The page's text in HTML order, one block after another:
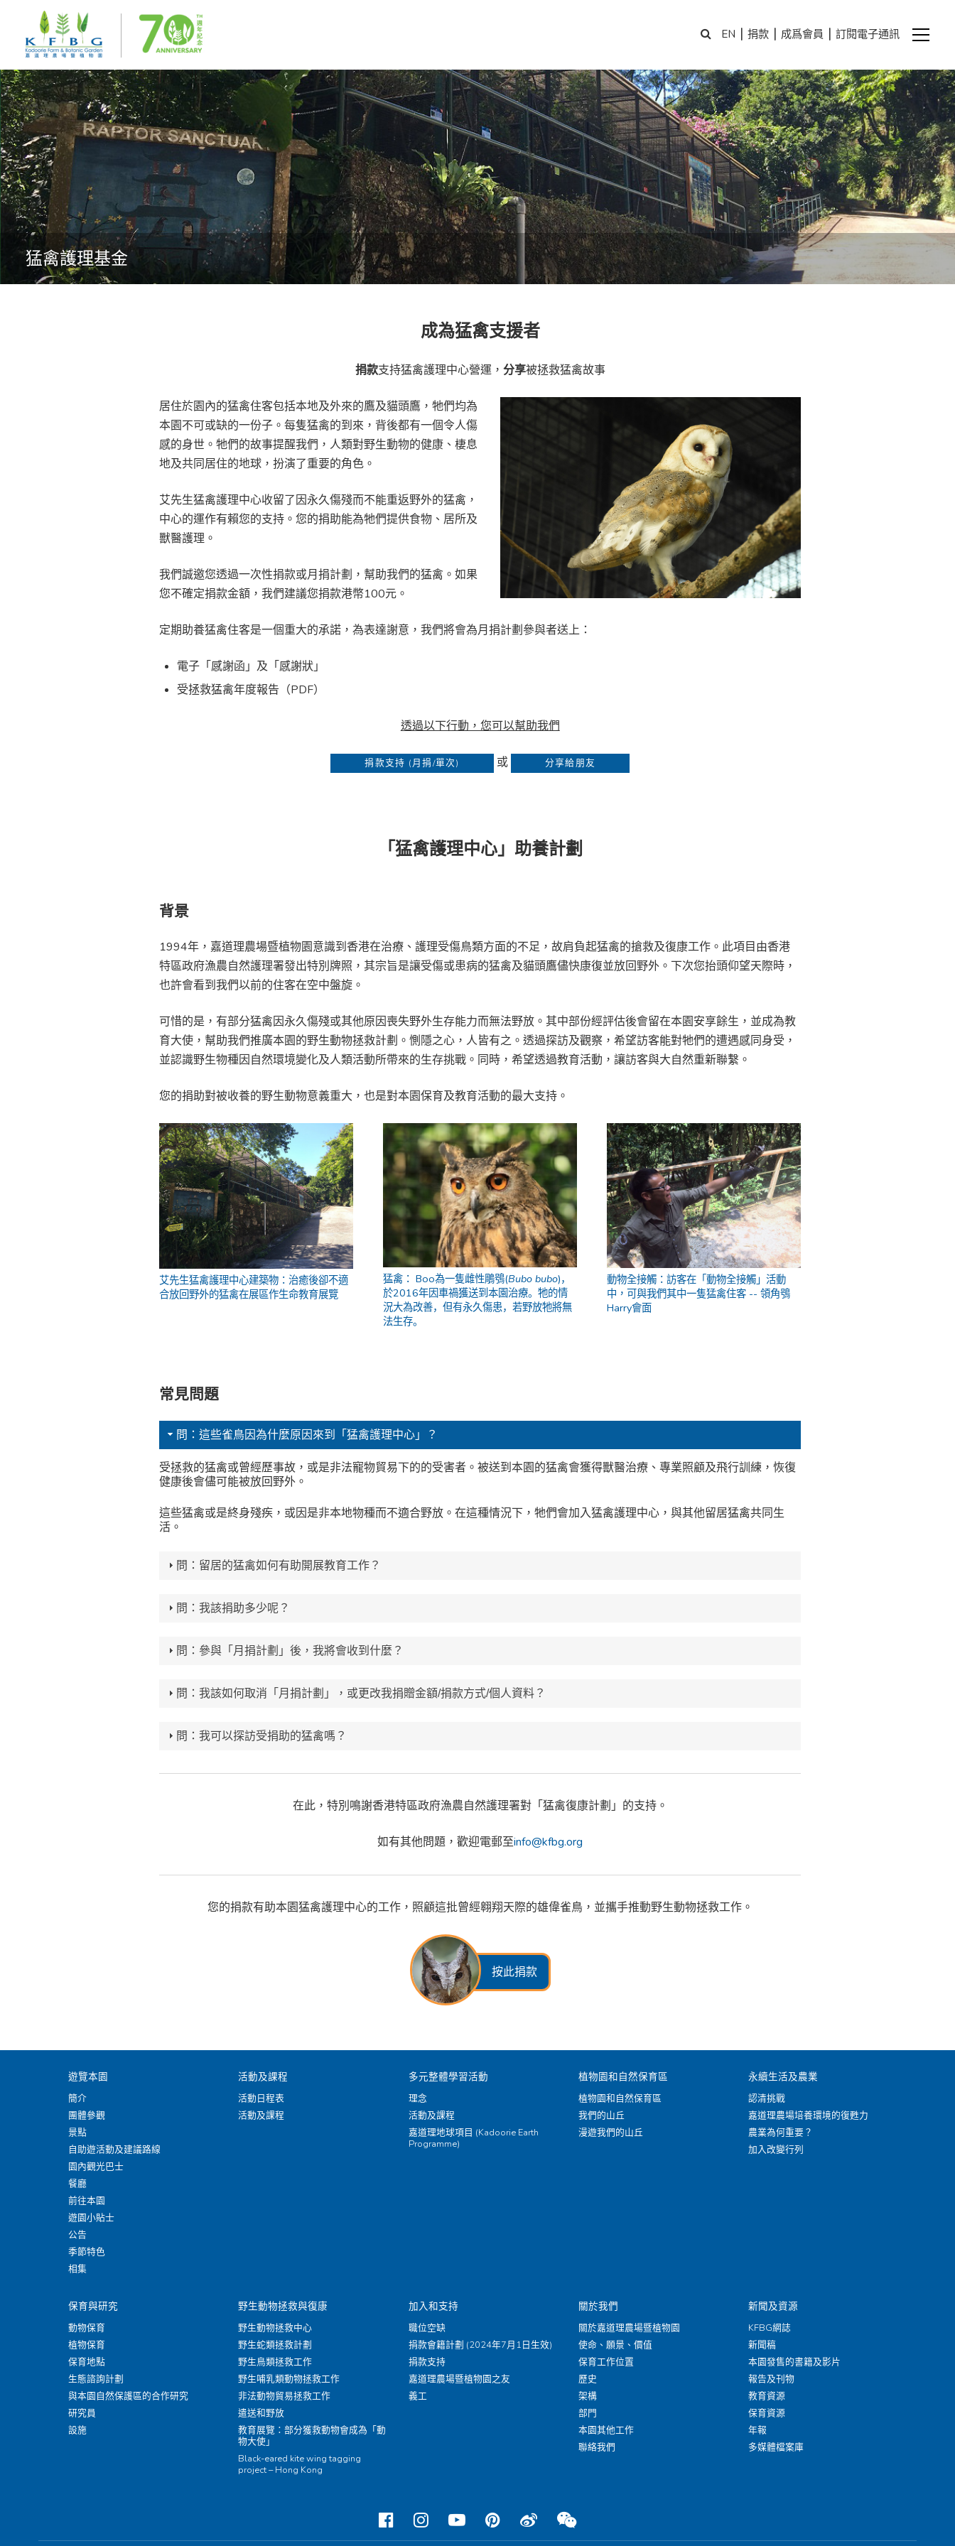
EN | 捐款 | 成爲會員 | 訂閱電子通訊
猛禽護理基金
成為猛禽支援者
捐款支持猛禽護理中心營運， 分享被拯救猛禽故事
居住於園內的猛禽住客包括本地及外來的鷹及貓頭鷹，牠們均為
本園不可或缺的一份子。每隻猛禽的到來，背後都有一個令人傷
感的身世。牠們的故事提醒我們，人類對野生動物的健康、棲息
地及共同居住的地球，扮演了重要的角色。
艾先生猛禽護理中心收留了因永久傷殘而不能重返野外的猛禽，
中心的運作有賴您的支持。您的捐助能為牠們提供食物、居所及
獸醫護理。
我們誠邀您透過一次性捐款或月捐計劃，幫助我們的猛禽。如果
您不確定捐款金額，我們建議您捐款港幣100元。
定期助養猛禽住客是一個重大的承諾，為表達謝意，我們將會為月捐計劃參與者送上：
電子「感謝函」及「感謝狀」
受拯救猛禽年度報告（PDF）
透過以下行動，您可以幫助我們
捐款支持 (月捐/單次) 或 分享給朋友
「猛禽護理中心」助養計劃
背景
1994年，嘉道理農場暨植物園意識到香港在治療、護理受傷鳥類方面的不足，故肩負起猛禽的搶救及復康工作。此項目由香港
特區政府漁農自然護理署發出特別牌照，其宗旨是讓受傷或患病的猛禽及貓頭鷹儘快康復並放回野外。下次您抬頭仰望天際時，
也許會看到我們以前的住客在空中盤旋。
可惜的是，有部分猛禽因永久傷殘或其他原因喪失野外生存能力而無法野放。其中部份經評估後會留在本園安享餘生，並成為教
育大使，幫助我們推廣本園的野生動物拯救計劃。惻隱之心，人皆有之。透過探訪及觀察，希望訪客能對牠們的遭遇感同身受，
並認識野生物種因自然環境變化及人類活動所帶來的生存挑戰。同時，希望透過教育活動，讓訪客與大自然重新聯繫。
您的捐助對被收養的野生動物意義重大，也是對本園保育及教育活動的最大支持。
艾先生猛禽護理中心建築物：治癒後卻不適
合放回野外的猛禽在展區作生命教育展覽
猛禽： Boo為一隻雌性鵰鴞(Bubo bubo)，
於2016年因車禍獲送到本園治療。牠的情
況大為改善，但有永久傷患，若野放牠將無
法生存。
動物全接觸：訪客在「動物全接觸」活動
中，可與我們其中一隻猛禽住客 -- 領角鴞
Harry會面
常見問題
問：這些雀鳥因為什麼原因來到「猛禽護理中心」？
受拯救的猛禽或曾經歷事故，或是非法寵物貿易下的的受害者。被送到本園的猛禽會獲得獸醫治療、專業照顧及飛行訓練，恢復
健康後會儘可能被放回野外。
這些猛禽或是終身殘疾，或因是非本地物種而不適合野放。在這種情況下，牠們會加入猛禽護理中心，與其他留居猛禽共同生
活。
問：留居的猛禽如何有助開展教育工作？
問：我該捐助多少呢？
問：參與「月捐計劃」後，我將會收到什麼？
問：我該如何取消「月捐計劃」，或更改我捐贈金額/捐款方式/個人資料？
問：我可以探訪受捐助的猛禽嗎？
在此，特別鳴謝香港特區政府漁農自然護理署對「猛禽復康計劃」的支持。
如有其他問題，歡迎電郵至info@kfbg.org
您的捐款有助本園猛禽護理中心的工作，照顧這批曾經翱翔天際的雄偉雀鳥，並攜手推動野生動物拯救工作。
按此捐款
遊覽本園
簡介
團體參觀
景點
自助遊活動及建議路線
園內觀光巴士
餐廳
前往本園
遊園小貼士
公告
季節特色
相集
活動及課程
活動日程表
活動及課程
多元整體學習活動
理念
活動及課程
嘉道理地球項目 (Kadoorie Earth
Programme)
植物園和自然保育區
植物園和自然保育區
我們的山丘
漫遊我們的山丘
永續生活及農業
認清挑戰
嘉道理農場培養環境的復甦力
農業為何重要？
加入改變行列
保育與研究
動物保育
植物保育
保育地點
生態諮詢計劃
與本園自然保護區的合作研究
研究員
設施
野生動物拯救與復康
野生動物拯救中心
野生蛇類拯救計劃
野生鳥類拯救工作
野生哺乳類動物拯救工作
非法動物貿易拯救工作
遣送和野放
教育展覽：部分獲救動物會成為「動
物大使」
Black-eared kite wing tagging
project – Hong Kong
加入和支持
職位空缺
捐款會籍計劃 (2024年7月1日生效)
捐款支持
嘉道理農場暨植物園之友
義工
關於我們
關於嘉道理農場暨植物園
使命、願景、價值
保育工作位置
歷史
架構
部門
本園其他工作
聯絡我們
新聞及資源
KFBG網誌
新聞稿
本園發售的書籍及影片
報告及刊物
教育資源
保育資源
年報
多媒體檔案庫